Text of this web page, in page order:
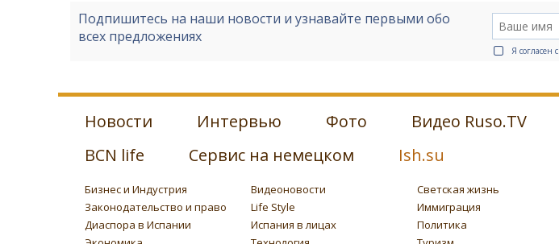
Подпишитесь на наши новости и узнавайте первыми обо
всех предложениях
Я согласен с
Новости Интервью Фото
Видео Ruso.TV
BCN life
Сервис на немецком Ish.su
Бизнес и Индустрия Видеоновости
Светская жизнь
Законодательство и право
Life Style
Иммиграция
Диаспора в Испании
Испания в лицах
Политика